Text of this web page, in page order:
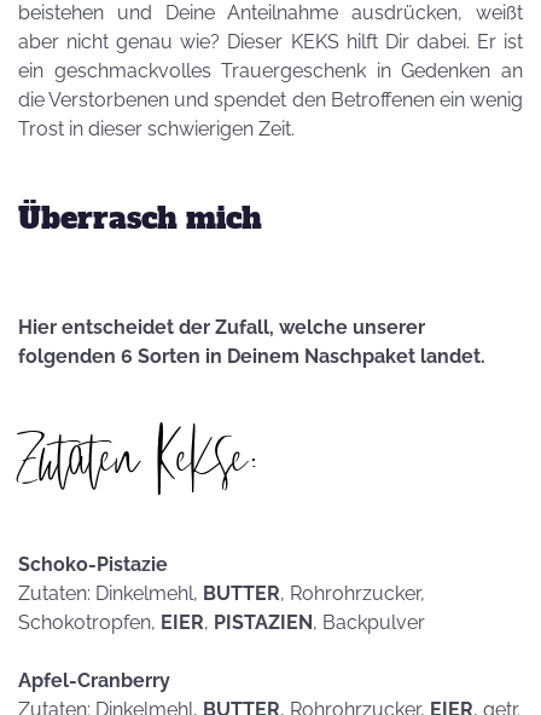
beistehen und Deine Anteilnahme ausdrücken, weißt
aber nicht genau wie? Dieser KEKS hilft Dir dabei. Er ist
ein geschmackvolles Trauergeschenk in Gedenken an
die Verstorbenen und spendet den Betroffenen ein wenig
Trost in dieser schwierigen Zeit.
Überrasch mich
Hier entscheidet der Zufall, welche unserer
folgenden 6 Sorten in Deinem Naschpaket landet.
Zutaten Kekse:
Schoko-Pistazie
Zutaten: Dinkelmehl, BUTTER, Rohrohrzucker,
Schokotropfen, EIER, PISTAZIEN, Backpulver
Apfel-Cranberry
Zutaten: Dinkelmehl, BUTTER, Rohrohrzucker, EIER, getr.